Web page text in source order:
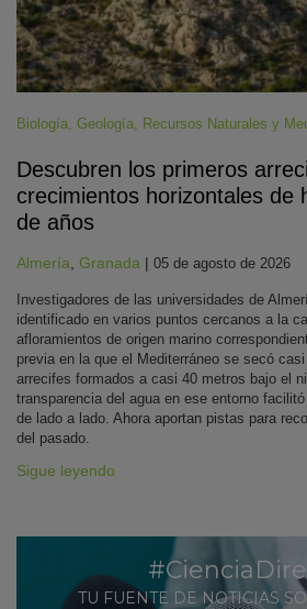
Biología, Geología, Recursos Naturales y
Descubren los primeros
crecimientos horizontales de
de años
Almería Granada | 05 de agosto de 2026
Investigadores de las universidades de
identificado en varios puntos cercanos a la
afloramientos de origen marino
previa en la que el Mediterráneo se secó
arrecifes formados a casi 40 metros bajo el
transparencia del agua en ese entorno
de lado a lado. Ahora aportan pistas para
del pasado.
Sigue leyendo
TU FUENTE DE NOTICIAS